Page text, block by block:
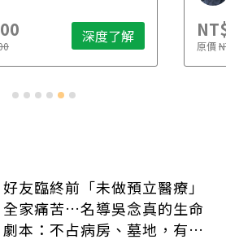
深度了解 原價
好友臨終前「未做預立醫療」
全家痛苦…名導吳念真的生命
劇本：不占病房、墓地，有人